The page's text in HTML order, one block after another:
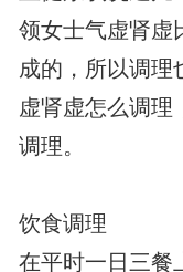
领女士气虚肾虚
成的，所以调理
虚肾虚怎么调理
调理。
饮食调理
在平时一日三餐